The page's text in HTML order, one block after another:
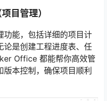
目管理）
功能，包括详细的项目计
论是创建工程进度表、任
Office 都能帮你高效管
版本控制，确保项目顺利